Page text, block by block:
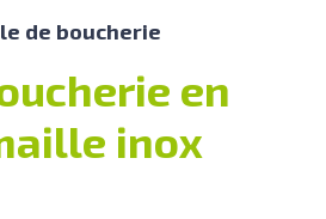
de boucherie
en
inox